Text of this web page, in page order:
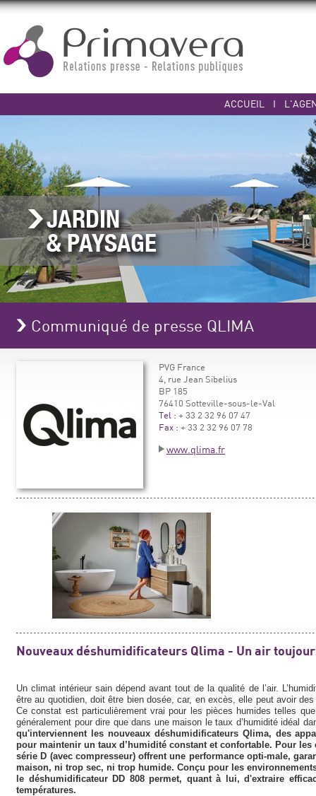
ACCUEIL I
Communiqué de presse QLIMA
PVG France
4, rue Jean Sibelius
BP 185
76410 Sotteville-sous-le-Val
Tel : + 33 2 32 96 07 47
Fax : + 33 2 32 96 07 78
www.qlima.fr
Nouveaux déshumidificateurs Qlima - Un air
Un climat intérieur sain dépend avant tout de la qualité de l’air.
être au quotidien, doit être bien dosée, car, en excès, elle peut avoir
Ce constat est particulièrement vrai pour les pièces humides telles
généralement pour dire que dans une maison le taux d’humidité idéal
qu'interviennent les nouveaux déshumidificateurs Qlima, des
pour maintenir un taux d’humidité constant et confortable. Pour
série D (avec compresseur) offrent une performance opti-male,
maison, ni trop sec, ni trop humide. Conçu pour les
le déshumidificateur DD 808 permet, quant à lui, d'extraire
températures.